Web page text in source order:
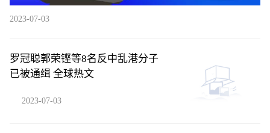
2023-07-03
罗冠聪郭荣铿等8名反中乱港分子
已被通缉 全球热文
2023-07-03